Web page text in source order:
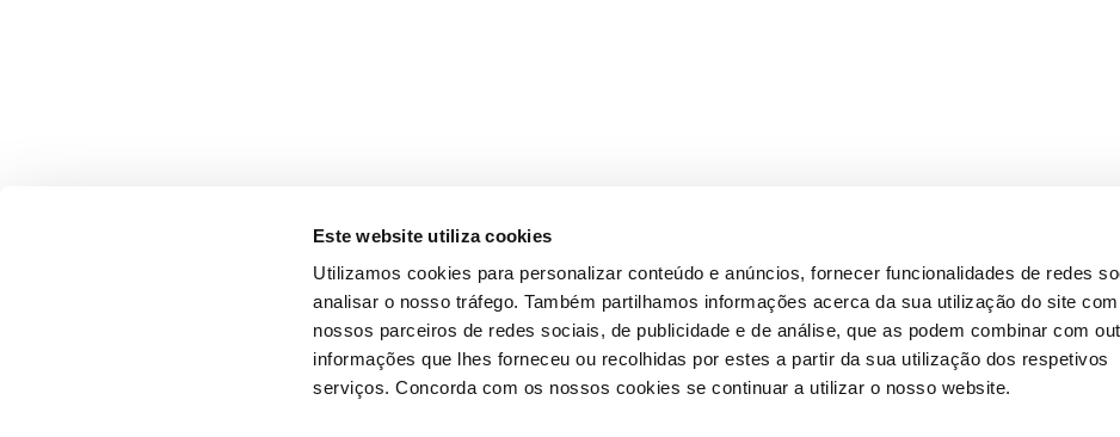
Este website utiliza cookies
Utilizamos cookies para personalizar conteúdo e anúncios, fornecer funcionalidades de redes
analisar o nosso tráfego. Também partilhamos informações acerca da sua utilização do site
nossos parceiros de redes sociais, de publicidade e de análise, que as podem combinar com
informações que lhes forneceu ou recolhidas por estes a partir da sua utilização dos respetivos
serviços. Concorda com os nossos cookies se continuar a utilizar o nosso website.